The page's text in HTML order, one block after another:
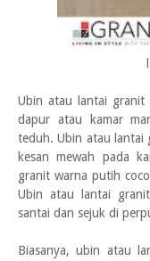
Ubin atau lantai granit
dapur atau kamar
teduh. Ubin atau lantai
kesan mewah pada
granit warna putih
Ubin atau lantai
santai dan sejuk di
Biasanya, ubin atau